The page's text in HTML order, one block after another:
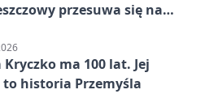
przesuwa się na
Kryczko ma 100 lat. Jej
to historia Przemyśla